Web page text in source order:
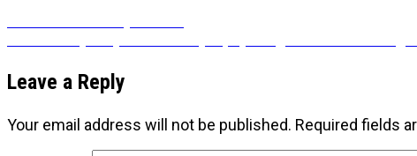
Post
navigation
Leave a Reply
Your email address will not be published. Required fields